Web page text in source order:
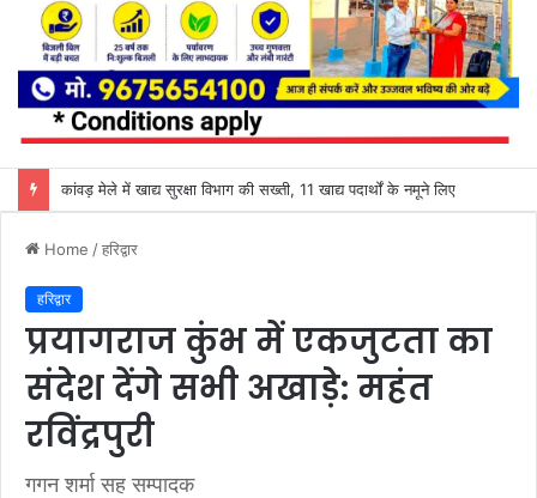
शिव भक्तों की यात्रा सकुशल सम्पन्न करे मां गंगा: सुनील सेठी
Home /हरिद्वार
हरिद्वार
प्रयागराज कुंभ में एकजुटता का
संदेश देंगे सभी अखाड़े: महंत
रविंद्रपुरी
गगन शर्मा सह सम्पादक